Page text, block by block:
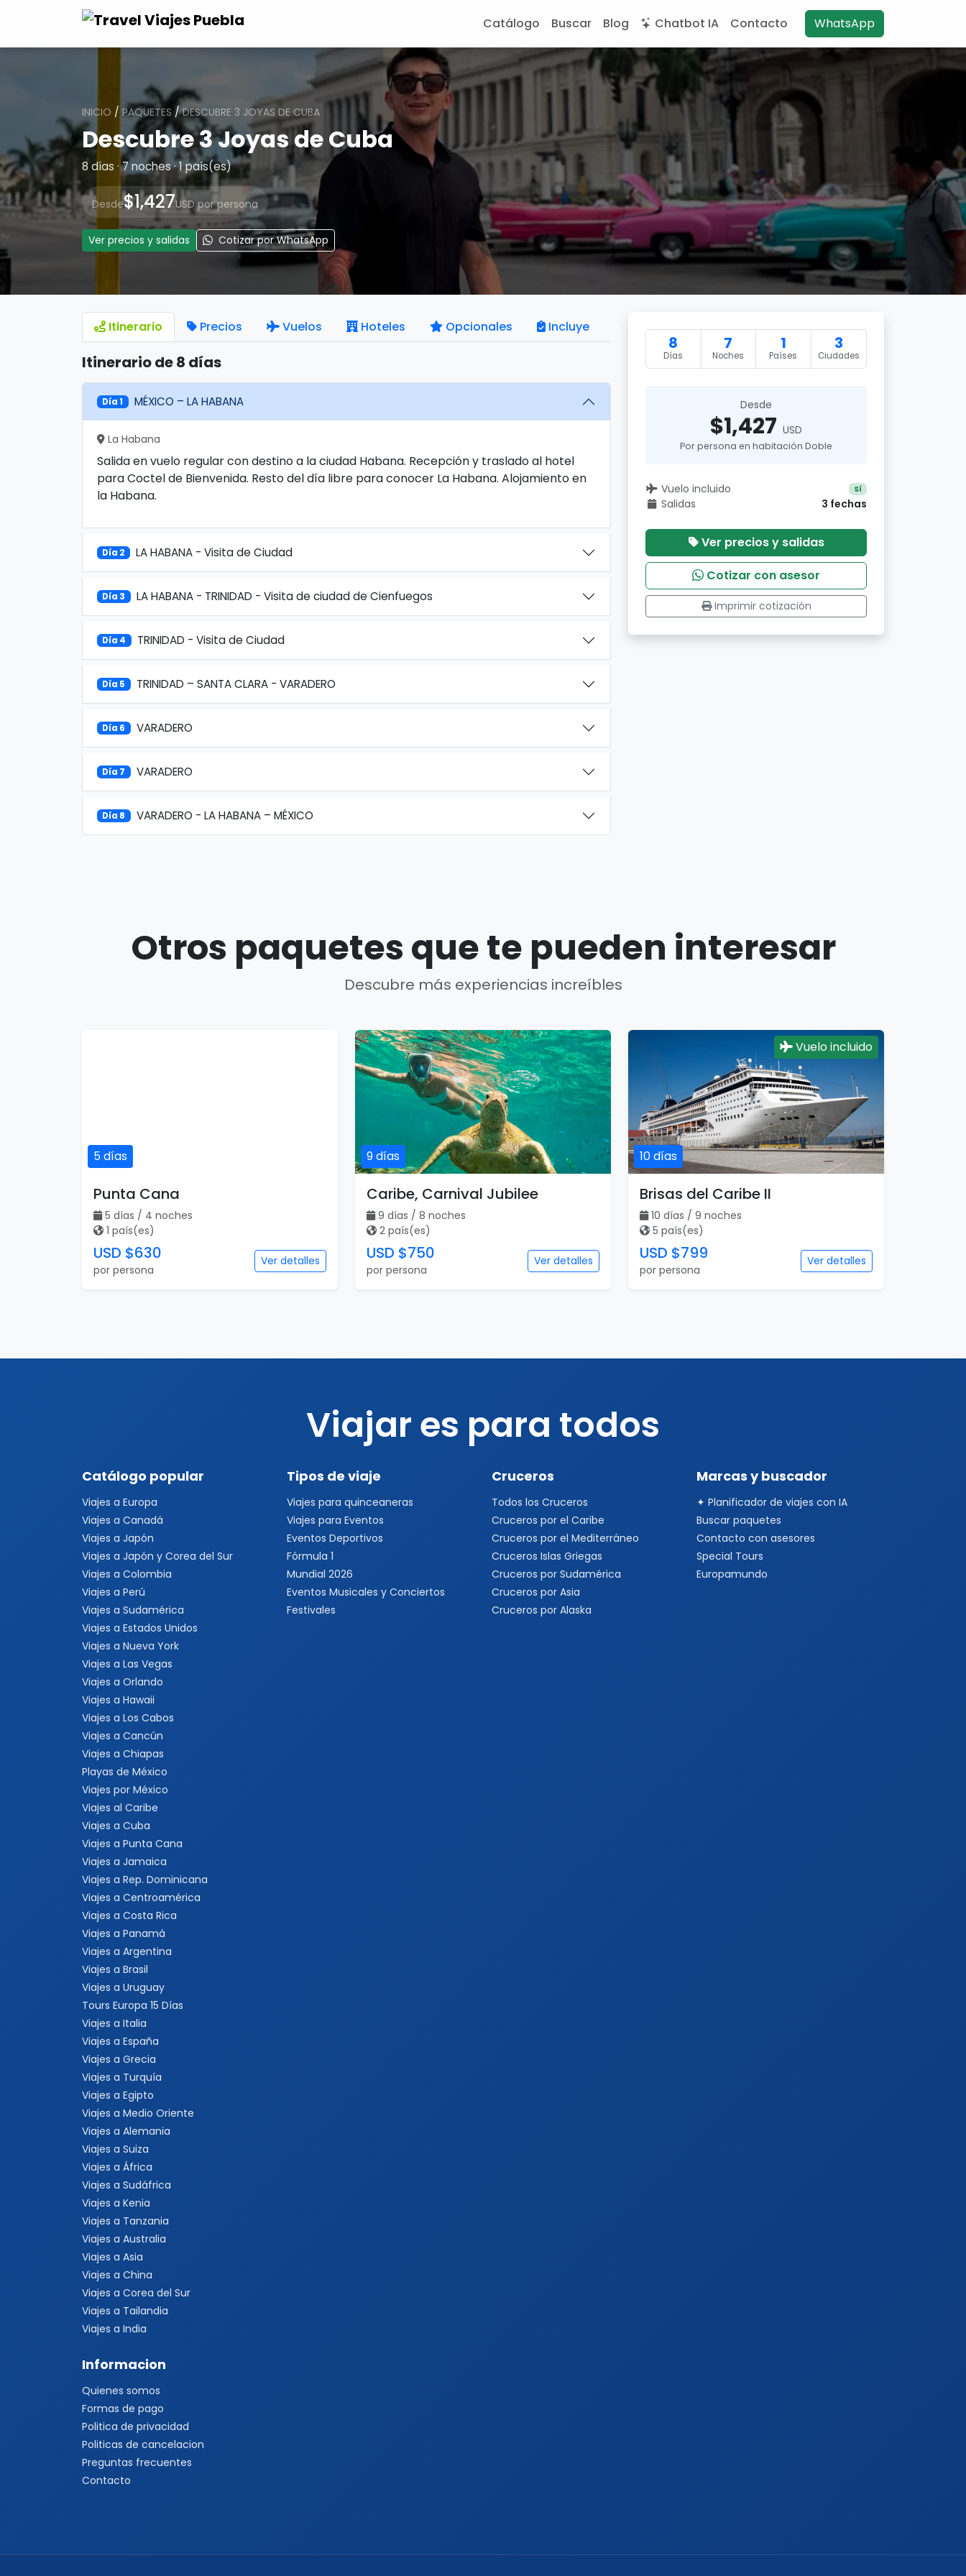
Catálogo Buscar Blog Chatbot IA Contacto WhatsApp
INICIO / PAQUETES /DESCUBRE 3 JOYAS DE CUBA
Descubre 3 Joyas de Cuba
8 días · 7 noches · 1 país(es)
Desde$1,427USD por persona
Ver precios y salidas Cotizar por WhatsApp
Itinerario Precios Vuelos Hoteles Opcionales Incluye
Itinerario de 8 días
Día 1 MÉXICO – LA HABANA
La Habana
Salida en vuelo regular con destino a la ciudad Habana. Recepción y traslado al hotel
para Coctel de Bienvenida. Resto del día libre para conocer La Habana. Alojamiento en
la Habana.
Día 2 LA HABANA - Visita de Ciudad
Día 3 LA HABANA - TRINIDAD - Visita de ciudad de Cienfuegos
Día 4 TRINIDAD - Visita de Ciudad
Día 5 TRINIDAD – SANTA CLARA - VARADERO
Día 6 VARADERO
Día 7 VARADERO
Día 8 VARADERO - LA HABANA – MÉXICO
8
Días
7
Noches
1
Países
3
Ciudades
Desde
$1,427 USD
Por persona en habitación Doble
Vuelo incluido Sí
Salidas 3 fechas
Ver precios y salidas
Cotizar con asesor
Imprimir cotización
Otros paquetes que te pueden interesar
Descubre más experiencias increíbles
5 días
Punta Cana
5 días / 4 noches
1 país(es)
USD $630
por persona
Ver detalles
9 días
Caribe, Carnival Jubilee
9 días / 8 noches
2 país(es)
USD $750
por persona
Ver detalles
10 días
Vuelo incluido
Brisas del Caribe II
10 días / 9 noches
5 país(es)
USD $799
por persona
Ver detalles
Viajar es para todos
Catálogo popular
Viajes a Europa
Viajes a Canadá
Viajes a Japón
Viajes a Japón y Corea del Sur
Viajes a Colombia
Viajes a Perú
Viajes a Sudamérica
Viajes a Estados Unidos
Viajes a Nueva York
Viajes a Las Vegas
Viajes a Orlando
Viajes a Hawaii
Viajes a Los Cabos
Viajes a Cancún
Viajes a Chiapas
Playas de México
Viajes por México
Viajes al Caribe
Viajes a Cuba
Viajes a Punta Cana
Viajes a Jamaica
Viajes a Rep. Dominicana
Viajes a Centroamérica
Viajes a Costa Rica
Viajes a Panamá
Viajes a Argentina
Viajes a Brasil
Viajes a Uruguay
Tours Europa 15 Días
Viajes a Italia
Viajes a España
Viajes a Grecia
Viajes a Turquía
Viajes a Egipto
Viajes a Medio Oriente
Viajes a Alemania
Viajes a Suiza
Viajes a África
Viajes a Sudáfrica
Viajes a Kenia
Viajes a Tanzania
Viajes a Australia
Viajes a Asia
Viajes a China
Viajes a Corea del Sur
Viajes a Tailandia
Viajes a India
Tipos de viaje
Viajes para quinceaneras
Viajes para Eventos
Eventos Deportivos
Fórmula 1
Mundial 2026
Eventos Musicales y Conciertos
Festivales
Cruceros
Todos los Cruceros
Cruceros por el Caribe
Cruceros por el Mediterráneo
Cruceros Islas Griegas
Cruceros por Sudamérica
Cruceros por Asia
Cruceros por Alaska
Marcas y buscador
✦ Planificador de viajes con IA
Buscar paquetes
Contacto con asesores
Special Tours
Europamundo
Informacion
Quienes somos
Formas de pago
Politica de privacidad
Politicas de cancelacion
Preguntas frecuentes
Contacto